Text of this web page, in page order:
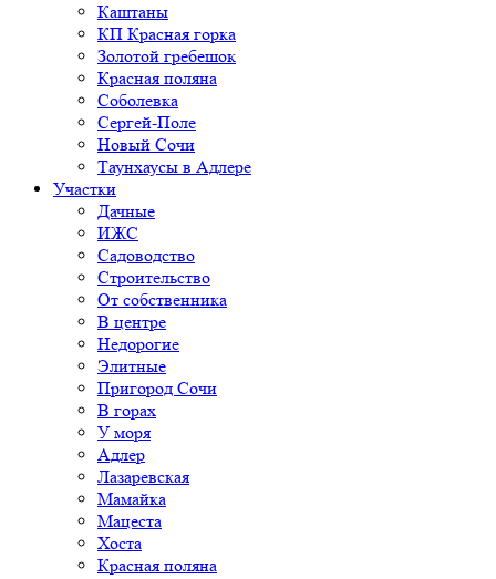
Каштаны
КП Красная горка
Золотой гребешок
Красная поляна
Соболевка
Сергей-Поле
Новый Сочи
Таунхаусы в Адлере
Участки
Дачные
ИЖС
Садоводство
Строительство
От собственника
В центре
Недорогие
Элитные
Пригород Сочи
В горах
У моря
Адлер
Лазаревская
Мамайка
Мацеста
Хоста
Красная поляна